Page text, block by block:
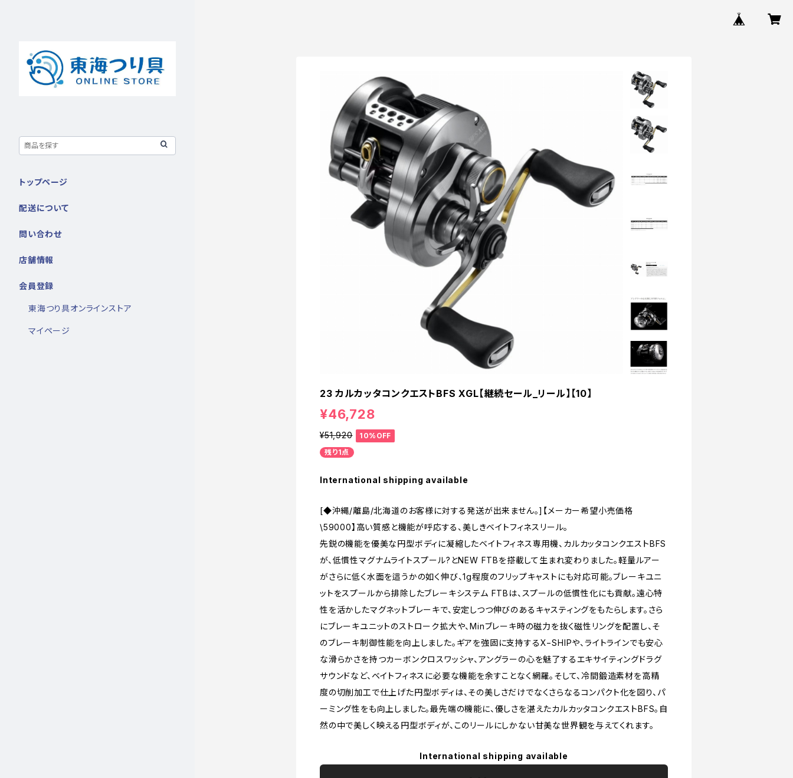
23 カルカッタコンクエストBFS XGL【継続セール_リール】【10】
¥46,728
¥51,920
10%OFF
残り1点
International shipping available
[◆沖縄/離島/北海道のお客様に対する発送が出来ません。]【メーカー希望小売価格
\59000】高い質感と機能が呼応する、美しきベイトフィネスリール。
先鋭の機能を優美な円型ボディに凝縮したベイトフィネス専用機、カルカッタコンクエストBFS
が、低慣性マグナムライトスプール?とNEW FTBを搭載して生まれ変わりました。軽量ルアー
がさらに低く水面を這うかの如く伸び、1g程度のフリップキャストにも対応可能。ブレーキユニ
ットをスプールから排除したブレーキシステム FTBは、スプールの低慣性化にも貢献。遠心特
性を活かしたマグネットブレーキで、安定しつつ伸びのあるキャスティングをもたらします。さら
にブレーキユニットのストローク拡大や、Minブレーキ時の磁力を抜く磁性リングを配置し、そ
のブレーキ制御性能を向上しました。ギアを強固に支持するX−SHIPや、ライトラインでも安心
な滑らかさを持つカーボンクロスワッシャ、アングラーの心を魅了するエキサイティングドラグ
サウンドなど、ベイトフィネスに必要な機能を余すことなく網羅。そして、冷間鍛造素材を高精
度の切削加工で仕上げた円型ボディは、その美しさだけでなくさらなるコンパクト化を図り、パ
ーミング性をも向上しました。最先端の機能に、優しさを湛えたカルカッタコンクエストBFS。自
然の中で美しく映える円型ボディが、このリールにしかない甘美な世界観を与えてくれます。
International shipping available
トップページ
配送について
問い合わせ
店舗情報
会員登録
東海つり具オンラインストア
マイページ